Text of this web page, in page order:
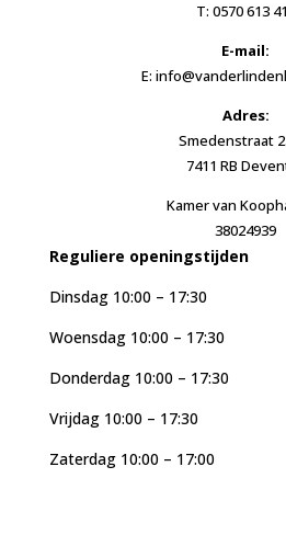
T: 0570 613
E-mail:
E:
Adres:
Smedenstraat
7411 RB
Kamer van
38024939
Reguliere openingstijden
Dinsdag 10:00 – 17:30
Woensdag 10:00 – 17:30
Donderdag 10:00 – 17:30
Vrijdag 10:00 – 17:30
Zaterdag 10:00 – 17:00